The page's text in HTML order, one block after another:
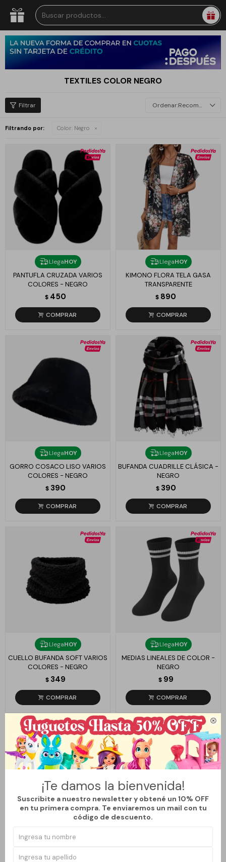

¡Te damos la bienvenida!
Suscribite a nuestro newsletter y obtené un 10% OFF
en tu primera compra. Te enviaremos un mail con tu
código de descuento.
TEXTILES COLOR NEGRO
Recomendados
Filtrando por: Color: Negro
LlegaHOY
PANTUFLA CRUZADA VARIOS
COLORES - NEGRO
$ 450
LlegaHOY
KIMONO FLORA TELA GASA
TRANSPARENTE
$ 890
LlegaHOY
GORRO COSACO LISO VARIOS
COLORES - NEGRO
$ 390
LlegaHOY
BUFANDA CUADRILLE CLÁSICA -
NEGRO
$ 390
LlegaHOY
CUELLO BUFANDA SOFT VARIOS
COLORES - NEGRO
$ 349
LlegaHOY
MEDIAS LINEALES DE COLOR -
NEGRO
$ 99
LlegaHOY